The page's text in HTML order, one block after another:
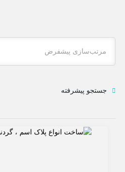
مرتب‌سازی پیشفرض
جستجو پیشرفته